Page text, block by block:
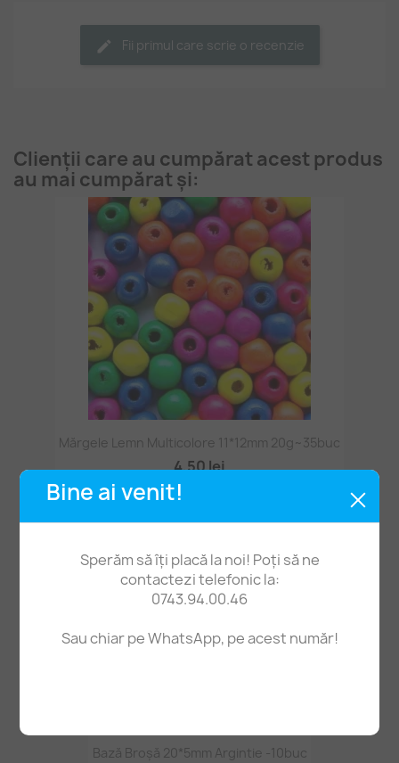
Bine ai venit!
Sperăm să îți placă la noi! Poți să ne
contactezi telefonic la:
0743.94.00.46
Sau chiar pe WhatsApp, pe acest număr!
Fii primul care scrie o recenzie
Clienții care au cumpărat acest produs
au mai cumpărat și:
Mărgele Lemn Multicolore 11*12mm 20g~35buc
4,50 lei
Bază Broșă 20*5mm Argintie -10buc